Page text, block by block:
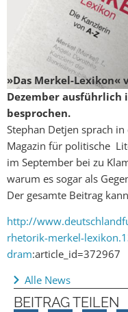
»Das Merkel-Lexikon«
Dezember
besprochen.
Stephan Detjen sprach
Magazin für politische
im September bei zu
warum es sogar als
Der gesamte Beitrag kann
http://
rhetorik-merkel-
dram:article_id=372967
Alle News
BEITRAG TEILEN